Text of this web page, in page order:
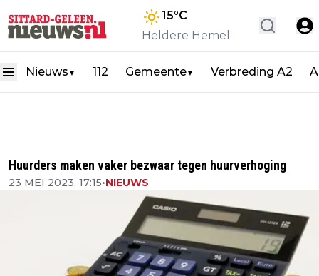
15°C
Heldere Hemel
Nieuws ▼ 112 Gemeente▼ Verbreding A2
Huurders maken vaker bezwaar tegen huurverhoging
23 MEI 2023, 17:15•NIEUWS